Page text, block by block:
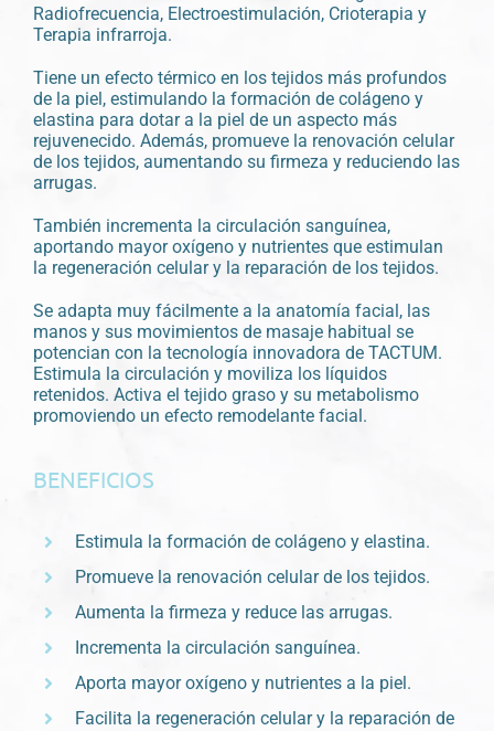
Radiofrecuencia, Electroestimulación, Crioterapia y
Terapia infrarroja.
Tiene un efecto térmico en los tejidos más profundos
de la piel, estimulando la formación de colágeno y
elastina para dotar a la piel de un aspecto más
rejuvenecido. Además, promueve la renovación celular
de los tejidos, aumentando su firmeza y reduciendo las
arrugas.
También incrementa la circulación sanguínea,
aportando mayor oxígeno y nutrientes que estimulan
la regeneración celular y la reparación de los tejidos.
Se adapta muy fácilmente a la anatomía facial, las
manos y sus movimientos de masaje habitual se
potencian con la tecnología innovadora de TACTUM.
Estimula la circulación y moviliza los líquidos
retenidos. Activa el tejido graso y su metabolismo
promoviendo un efecto remodelante facial.
BENEFICIOS
Estimula la formación de colágeno y elastina.
Promueve la renovación celular de los tejidos.
Aumenta la firmeza y reduce las arrugas.
Incrementa la circulación sanguínea.
Aporta mayor oxígeno y nutrientes a la piel.
Facilita la regeneración celular y la reparación de